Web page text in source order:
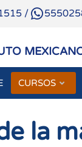
/
CURSOS
la